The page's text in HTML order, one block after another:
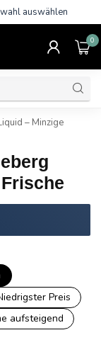
auswählen
0
– Minzige
Preis
aufsteigend